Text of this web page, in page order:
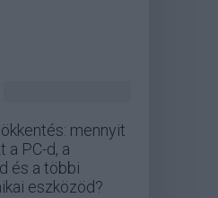
mennyit
a PC-d, a
és a többi
eszközöd?